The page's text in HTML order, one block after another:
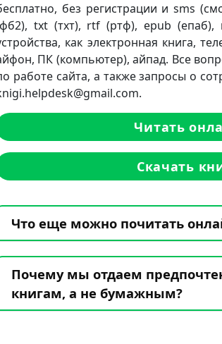
без регистрации и sms
txt (тхт), rtf (ртф), epub (епаб),
как электронная книга,
ПК (компьютер), айпад. Все
работе сайта, а также запросы о
Читать
Скачать
Что еще можно почитать
Почему мы отдаем
книгам, а не бумажным?